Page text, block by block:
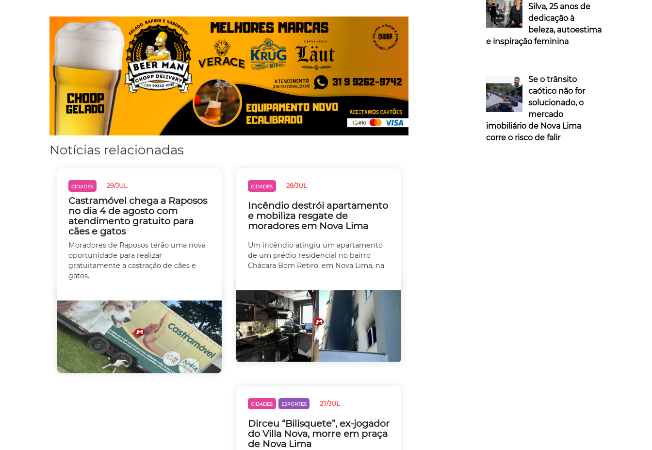
Notícias relacionadas
CIDADES 29/JUL
Castramóvel chega a Raposos
no dia 4 de agosto com
atendimento gratuito para
cães e gatos
Moradores de Raposos terão uma nova
oportunidade para realizar
gratuitamente a castração de cães e
gatos.
CIDADES 28/JUL
Incêndio destrói apartamento
e mobiliza resgate de
moradores em Nova Lima
Um incêndio atingiu um apartamento
de um prédio residencial no bairro
Chácara Bom Retiro, em Nova Lima, na
CIDADES ESPORTES 27/JUL
Dirceu “Bilisquete”, ex-jogador
do Villa Nova, morre em praça
de Nova Lima
Silva, 25 anos de
dedicação à
beleza, autoestima
e inspiração feminina
Se o trânsito
caótico não for
solucionado, o
mercado
imobiliário de Nova Lima
corre o risco de falir